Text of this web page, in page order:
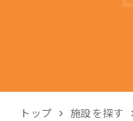
トップ 施設を探す